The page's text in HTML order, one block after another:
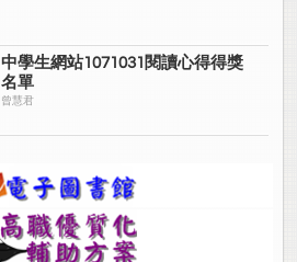
中學生網站1071031閱讀心得得獎
名單
曾慧君